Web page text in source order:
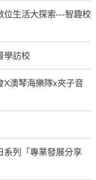
位生活大探索---智趣校
學訪校
X澳琴海樂隊x夾子音
系列「專業發展分享